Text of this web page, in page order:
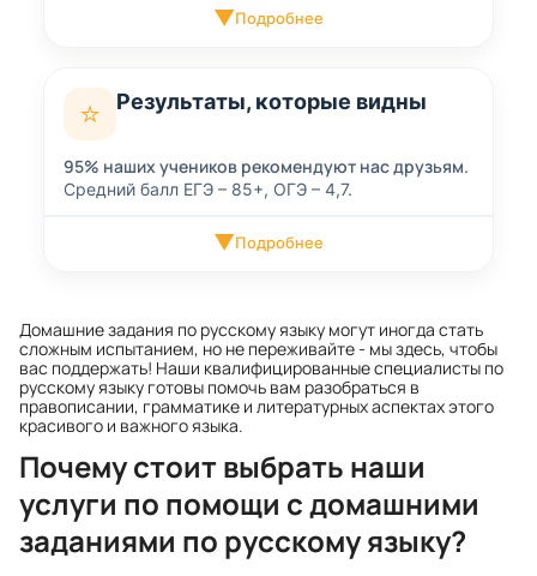
▼Подробнее
⭐ Результаты, которые видны
95% наших учеников рекомендуют нас друзьям.
Средний балл ЕГЭ – 85+, ОГЭ – 4,7.
▼Подробнее
Домашние задания по русскому языку могут иногда стать
сложным испытанием, но не переживайте - мы здесь, чтобы
вас поддержать! Наши квалифицированные специалисты по
русскому языку готовы помочь вам разобраться в
правописании, грамматике и литературных аспектах этого
красивого и важного языка.
Почему стоит выбрать наши
услуги по помощи с домашними
заданиями по русскому языку?